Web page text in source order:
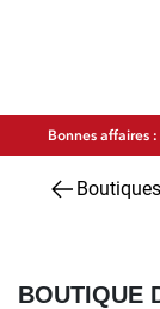
Bonnes affaires
Boutiques
BOUTIQUE